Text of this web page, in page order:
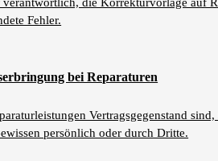
Fehler.
bei Reparaturen
Vertragsgegenstand
persönlich oder durch Dritte.